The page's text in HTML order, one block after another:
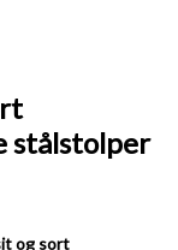
stålstolper
og sort